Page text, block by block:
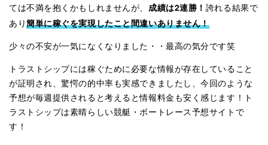
ては不満を抱くかもしれませんが、 成績は2連勝！ 誇れる結果で
あり簡単に稼ぐを実現したこと間違いありません！
少々の不安が一気になくなりました・・最高の気分です笑
トラストシップには稼ぐために必要な情報が存在していること
が証明され、驚愕の的中率も実感できましたし、今回のような
予想が毎週提供されると考えると情報料金も安く感じます！ト
ラストシップは素晴らしい競艇・ボートレース予想サイトで
す！